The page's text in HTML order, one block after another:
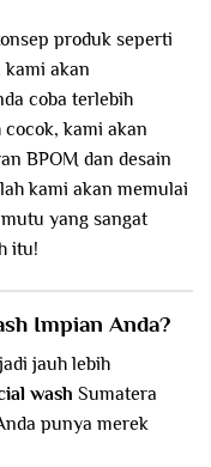
produk seperti
kami akan
coba terlebih
cocok, kami akan
BPOM dan desain
kami akan memulai
yang sangat
itu!
Impian Anda?
jauh lebih
wash Sumatera
punya merek